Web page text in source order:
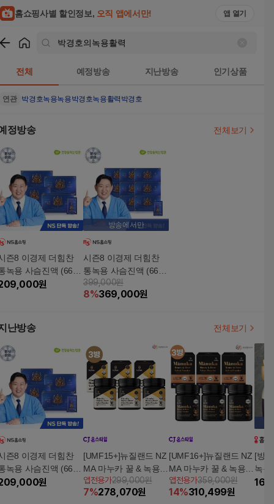
홈쇼핑사별 할인정보, 오직 앱에서만! 앱 열기
전체 예정방송 지난방송 인기상품
연관 박경호녹용녹용박경호녹용활력 박경호
정방송 전체보기
즌8 이경제 더힘찬
녹용 사슴진액 (66ml
포)X4박스
원
방송에서만
시즌8 이경제 더힘찬
통녹용 사슴진액 (66ml
X30포)X8박스
399,000원
8%369,000원
난방송 전체보기
즌8 이경제 더힘찬
녹용 사슴진액 (66ml
포)X4박스
원
[UMF15+]뉴질랜드 NZ
MA 마누카 꿀 & 녹용3
병
앱전용가299,000원
7%278,070원
[UMF16+]뉴질랜드 NZ
MA 마누카 꿀 & 녹용3
병
앱전용가359,000원
14%310,499원
[방
녹용
출패